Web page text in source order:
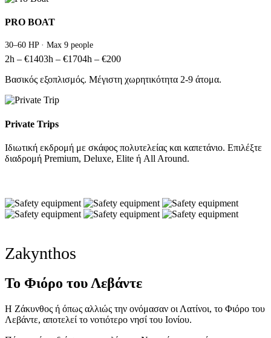
PRO BOAT
30–60 HP · Max 9 people
2h – €1403h – €1704h – €200
Βασικός εξοπλισμός. Μέγιστη χωρητικότητα 2-9 άτομα.
Private Trips
Ιδιωτική εκδρομή με σκάφος πολυτελείας και καπετάνιο. Επιλέξτε
διαδρομή Premium, Deluxe, Elite ή All Around.
Zakynthos
Το Φιόρο του Λεβάντε
Η Ζάκυνθος ή όπως αλλιώς την ονόμασαν οι Λατίνοι, το Φιόρο του
Λεβάντε, αποτελεί το νοτιότερο νησί του Ιονίου.